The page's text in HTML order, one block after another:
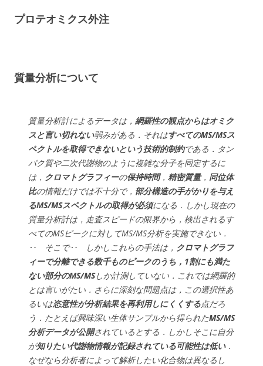
プロテオミクス外注
質量分析について
質量分析計によるデータは， 網羅性の観点からはオミク
スと言い切れない弱みがある．それはすべてのMS/MSス
ペクトルを取得できないという技術的制約である．タン
パク質や二次代謝物のように複雑な分子を同定するに
は， クロマトグラフィーの保持時間， 精密質量， 同位体
比の情報だけでは不十分で， 部分構造の手がかりを与え
るMS/MSスペクトルの取得が必須になる．しかし現在の
質量分析計は，走査スピードの限界から，検出されるす
べてのMSピークに対してMS/MS分析を実施できない．
‥ そこで‥ しかしこれらの手法は， クロマトグラフ
ィーで分離できる数千ものピークのうち，1割にも満た
ない部分のMS/MSしか計測していない．これでは網羅的
とは言いがたい．さらに深刻な問題点は，この選択性あ
るいは恣意性が分析結果を再利用しにくくする点だろ
う．たとえば興味深い生体サンプルから得られたMS/MS
分析データが公開されているとする．しかしそこに自分
が知りたい代謝物情報が記録されている可能性は低い．
なぜなら分析者によって解析したい化合物は異なるし